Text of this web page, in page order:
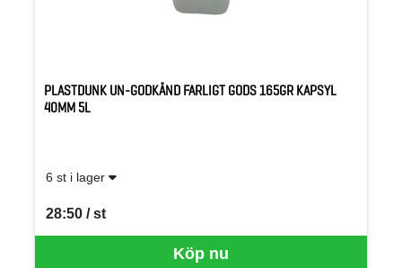
PLASTDUNK UN-GODKÄND FARLIGT GODS 165GR KAPSYL
40MM 5L
6 st i lager
Köp nu
28:50 / st
SEK per ST